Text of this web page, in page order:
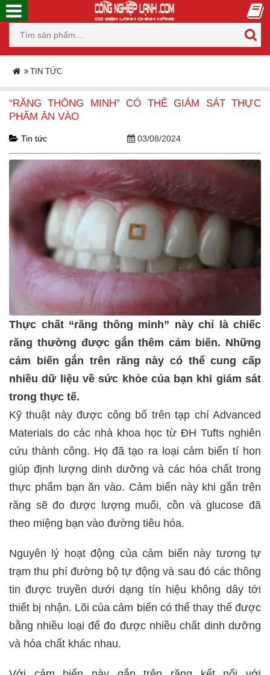
TIN TỨC
“RĂNG THÔNG MINH” CÓ THỂ GIÁM SÁT THỰC
PHẨM ĂN VÀO
Tin tức 03/08/2024
Thực chất “răng thông minh” này chỉ là chiếc
răng thường được gắn thêm cảm biến. Những
cảm biến gắn trên răng này có thể cung cấp
nhiều dữ liệu về sức khỏe của bạn khi giám sát
trong thực tế.
Kỹ thuật này được công bố trên tạp chí Advanced
Materials do các nhà khoa học từ ĐH Tufts nghiên
cứu thành công. Họ đã tạo ra loại cảm biến tí hon
giúp định lượng dinh dưỡng và các hóa chất trong
thực phẩm bạn ăn vào. Cảm biến này khi gắn trên
răng sẽ đo được lượng muối, cồn và glucose đã
theo miệng bạn vào đường tiêu hóa.
Nguyên lý hoạt động của cảm biến này tương tự
trạm thu phí đường bộ tự động và sau đó các thông
tin được truyền dưới dạng tín hiệu không dây tới
thiết bị nhận. Lõi của cảm biến có thể thay thế được
bằng nhiều loại để đo được nhiều chất dinh dưỡng
và hóa chất khác nhau.